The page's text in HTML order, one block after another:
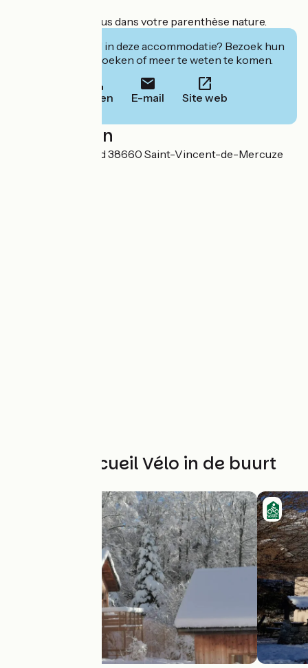
Soyez les bienvenus dans votre parenthèse nature.
Geïnteresseerd in deze accommodatie? Bezoek hun
website om te boeken of meer te weten te komen.
Bellen E-mail Site web
Localisation
6d, Rue Haussipied 38660 Saint-Vincent-de-Mercuze
Andere Accueil Vélo in de buurt